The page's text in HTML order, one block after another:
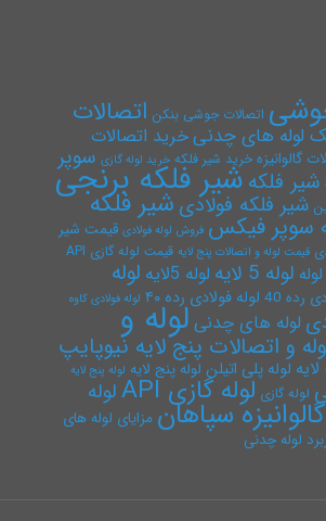
اتصالات جوشی بنکن اتصالات
لوله های چدنیخرید اتصالات
گالوانیزه خرید شیر فلکه خرید لوله گازی سوپر
شیر فلکه شیر فلکه برنجی
شیر فلکه فولادی شیر فلکه
سوپر فیکس فروش لوله فولادی قیمت شیر
قیمت لوله و اتصالات پنج لایه قیمت لوله گازی API
لوله لوله 5 لایه لوله 5لایه لوله
رده 40 لوله فولادی رده ۴۰ لوله فولادی کاوه
لوله های چدنی لوله و
و اتصالات پنج لایه نیوپایپ
لوله پلی اتیلن لوله پنج لایه لوله پنج لایه
لوله گازی لوله گازی API لوله
سپاهان مزایای لوله های
لوله چدنی